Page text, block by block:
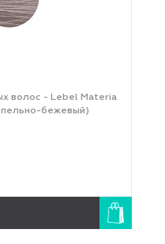
волос - Lebel Materia
бежевый)